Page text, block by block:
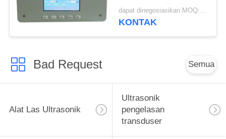
Masker Slicer
dapat dinegosiasikan MOQ:1 buah
KONTAK
Bad Request Semua
Alat Las Ultrasonik
Ultrasonik
pengelasan
transduser